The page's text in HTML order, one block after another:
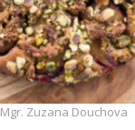
Mgr. Zuzana Douchova